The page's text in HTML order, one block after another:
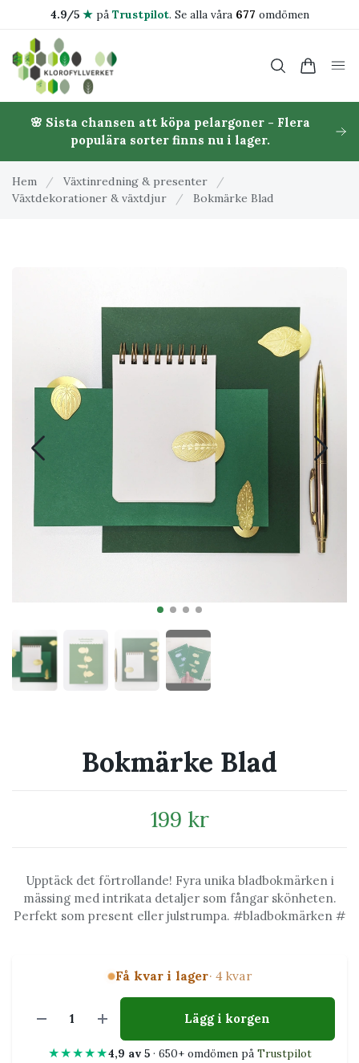
4.9/5 ★på Trustpilot. Se alla våra 677 omdömen
🌸 Sista chansen att köpa pelargoner - Flera
populära sorter finns nu i lager.
Hem / Växtinredning & presenter
/
Växtdekorationer & växtdjur
/ Bokmärke Blad
Bokmärke Blad
199 kr
Upptäck det förtrollande! Fyra unika bladbokmärken i
mässing med intrikata detaljer som fångar skönheten.
Perfekt som present eller julstrumpa. #bladbokmärken #
Få kvar i lager· 4 kvar
Lägg i korgen
★★★★★4,9 av 5· 650+ omdömen på Trustpilot